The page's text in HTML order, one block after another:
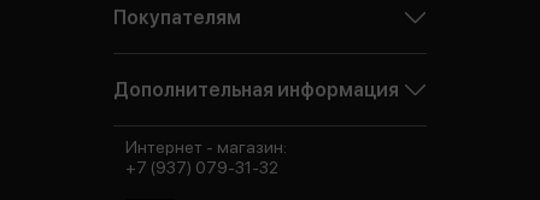
Покупателям
Дополнительная информация
Интернет - магазин:
+7 (937) 079-31-32